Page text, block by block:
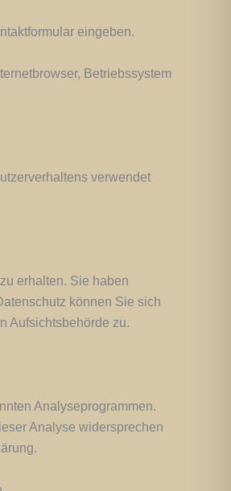
eingeben.
Betriebssystem
verwendet
erhalten. Sie haben
können Sie sich
Aufsichtsbehörde zu.
Analyseprogrammen.
Analyse widersprechen